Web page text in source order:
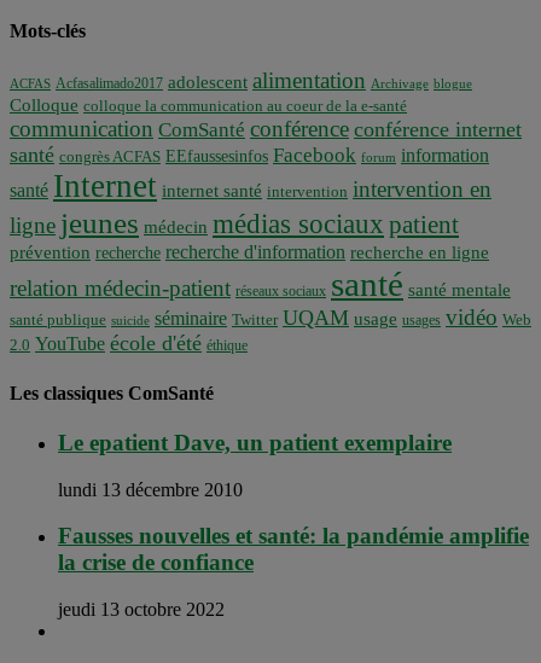
Mots-clés
ACFAS Acfasalimado2017 adolescent alimentation Archivage blogue
Colloque colloque la communication au coeur de la e-santé
communication ComSanté conférence conférence internet
santé congrès ACFAS EEfaussesinfos Facebook forum information
santé Internet internet santé intervention intervention en
ligne jeunes médecin médias sociaux patient
prévention recherche recherche d'information recherche en ligne
relation médecin-patient réseaux sociaux santé santé mentale
santé publique suicide séminaire Twitter UQAM usage usages vidéo Web
2.0 YouTube école d'été éthique
Les classiques ComSanté
Le epatient Dave, un patient exemplaire
lundi 13 décembre 2010
Fausses nouvelles et santé: la pandémie amplifie
la crise de confiance
jeudi 13 octobre 2022